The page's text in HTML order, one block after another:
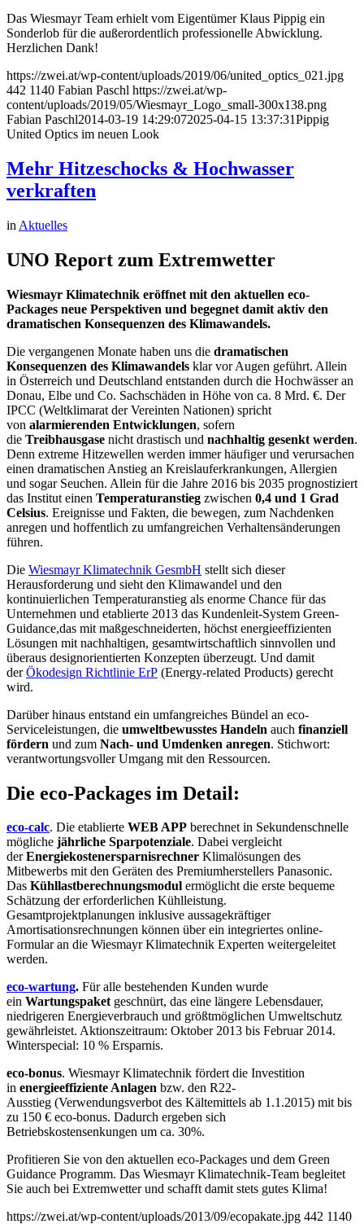
Das Wiesmayr Team erhielt vom Eigentümer Klaus Pippig ein
Sonderlob für die außerordentlich professionelle Abwicklung.
Herzlichen Dank!
https://zwei.at/wp-content/uploads/2019/06/united_optics_021.jpg
442 1140 Fabian Paschl https://zwei.at/wp-
content/uploads/2019/05/Wiesmayr_Logo_small-300x138.png
Fabian Paschl2014-03-19 14:29:072025-04-15 13:37:31Pippig
United Optics im neuen Look
Mehr Hitzeschocks & Hochwasser
verkraften
in Aktuelles
UNO Report zum Extremwetter
Wiesmayr Klimatechnik eröffnet mit den aktuellen eco-
Packages neue Perspektiven und begegnet damit aktiv den
dramatischen Konsequenzen des Klimawandels.
Die vergangenen Monate haben uns die dramatischen
Konsequenzen des Klimawandels klar vor Augen geführt. Allein
in Österreich und Deutschland entstanden durch die Hochwässer an
Donau, Elbe und Co. Sachschäden in Höhe von ca. 8 Mrd. €. Der
IPCC (Weltklimarat der Vereinten Nationen) spricht
von alarmierenden Entwicklungen, sofern
die Treibhausgase nicht drastisch und nachhaltig gesenkt werden.
Denn extreme Hitzewellen werden immer häufiger und verursachen
einen dramatischen Anstieg an Kreislauferkrankungen, Allergien
und sogar Seuchen. Allein für die Jahre 2016 bis 2035 prognostiziert
das Institut einen Temperaturanstieg zwischen 0,4 und 1 Grad
Celsius. Ereignisse und Fakten, die bewegen, zum Nachdenken
anregen und hoffentlich zu umfangreichen Verhaltensänderungen
führen.
Die Wiesmayr Klimatechnik GesmbH stellt sich dieser
Herausforderung und sieht den Klimawandel und den
kontinuierlichen Temperaturanstieg als enorme Chance für das
Unternehmen und etablierte 2013 das Kundenleit-System Green-
Guidance,das mit maßgeschneiderten, höchst energieeffizienten
Lösungen mit nachhaltigen, gesamtwirtschaftlich sinnvollen und
überaus designorientierten Konzepten überzeugt. Und damit
derÖkodesign Richtlinie ErP (Energy-related Products) gerecht
wird.
Darüber hinaus entstand ein umfangreiches Bündel an eco-
Serviceleistungen, die umweltbewusstes Handeln auch finanziell
fördern und zum Nach- und Umdenken anregen. Stichwort:
verantwortungsvoller Umgang mit den Ressourcen.
Die eco-Packages im Detail:
eco-calc. Die etablierte WEB APP berechnet in Sekundenschnelle
mögliche jährliche Sparpotenziale. Dabei vergleicht
derEnergiekostenersparnisrechner Klimalösungen des
Mitbewerbs mit den Geräten des Premiumherstellers Panasonic.
Das Kühllastberechnungsmodul ermöglicht die erste bequeme
Schätzung der erforderlichen Kühlleistung.
Gesamtprojektplanungen inklusive aussagekräftiger
Amortisationsrechnungen können über ein integriertes online-
Formular an die Wiesmayr Klimatechnik Experten weitergeleitet
werden.
eco-wartung. Für alle bestehenden Kunden wurde
ein Wartungspaketgeschnürt, das eine längere Lebensdauer,
niedrigeren Energieverbrauch und größtmöglichen Umweltschutz
gewährleistet. Aktionszeitraum: Oktober 2013 bis Februar 2014.
Winterspecial: 10 % Ersparnis.
eco-bonus. Wiesmayr Klimatechnik fördert die Investition
in energieeffiziente Anlagen bzw. den R22-
Ausstieg (Verwendungsverbot des Kältemittels ab 1.1.2015) mit bis
zu 150 € eco-bonus. Dadurch ergeben sich
Betriebskostensenkungen um ca. 30%.
Profitieren Sie von den aktuellen eco-Packages und dem Green
Guidance Programm. Das Wiesmayr Klimatechnik-Team begleitet
Sie auch bei Extremwetter und schafft damit stets gutes Klima!
https://zwei.at/wp-content/uploads/2013/09/ecopakate.jpg 442 1140